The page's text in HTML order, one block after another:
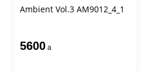
Ambient Vol.3 AM9012_4_1
5600 a